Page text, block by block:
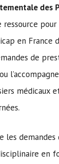
des
pour
en France
de
médicaux
les
en